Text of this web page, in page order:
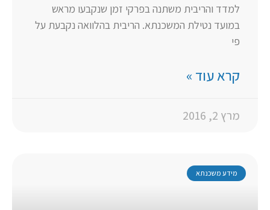
למדד והריבית משתנה בפרקי זמן שנקבעו מראש
במועד נטילת המשכנתא. הריבית בהלוואה נקבעת על
פי
קרא עוד »
מרץ 2, 2016
מידע משכנתא